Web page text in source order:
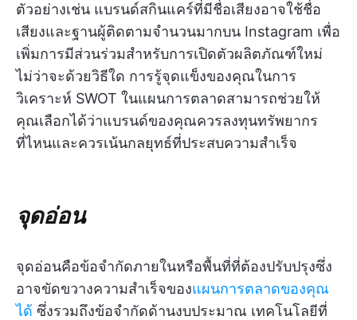
ตัวอย่างเช่น แบรนด์สกินแคร์ที่มีชื่อเสียงอาจใช้ชื่อ
เสียงและฐานผู้ติดตามจำนวนมากบน Instagram เพื่อ
เพิ่มการมีส่วนร่วมสำหรับการเปิดตัวผลิตภัณฑ์ใหม่
ไม่ว่าจะด้วยวิธีใด การรู้จุดแข็งของคุณในการ
วิเคราะห์ SWOT ในแผนการตลาดสามารถช่วยให้
คุณเลือกได้ว่าแบรนด์ของคุณควรลงทุนทรัพยากร
ที่ไหนและควรเน้นกลยุทธ์ที่ประสบความสำเร็จ
จุดอ่อน
จุดอ่อนคือข้อจำกัดภายในหรือพื้นที่ที่ต้องปรับปรุงซึ่ง
อาจขัดขวางความสำเร็จของแผนการตลาดของคุณ
ได้ ซึ่งรวมถึงข้อจำกัดด้านงบประมาณ เทคโนโลยีที่